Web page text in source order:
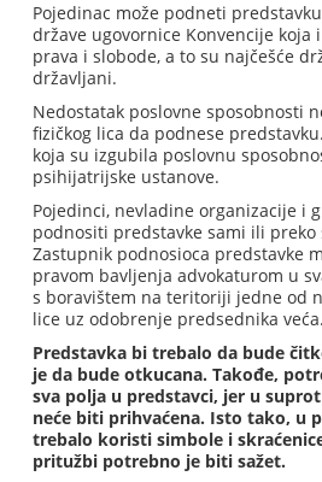
Pojedinac može podneti
države ugovornice Konvencije
prava i slobode, a to su najčešće
državljani.
Nedostatak poslovne sposobnosti
fizičkog lica da podnese
koja su izgubila poslovnu
psihijatrijske ustanove.
Pojedinci, nevladine organizacije i
podnositi predstavke sami ili preko
Zastupnik podnosioca predstavke
pravom bavljenja advokaturom u
s boravištem na teritoriji jedne od
lice uz odobrenje predsednika veća.
Predstavka bi trebalo da bude
je da bude otkucana. Takođe,
sva polja u predstavci, jer u
neće biti prihvaćena. Isto tako, u
trebalo koristi simbole i
pritužbi potrebno je biti sažet.